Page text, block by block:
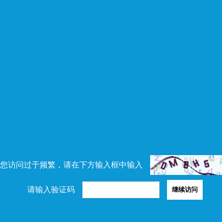
访问过于频繁，请在下方输入框中输入
请输入验证码 继续访问